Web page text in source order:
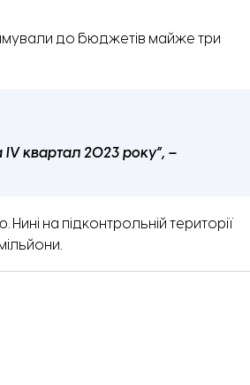
до бюджетів майже три
IV квартал 2023 року”, –
на підконтрольній території